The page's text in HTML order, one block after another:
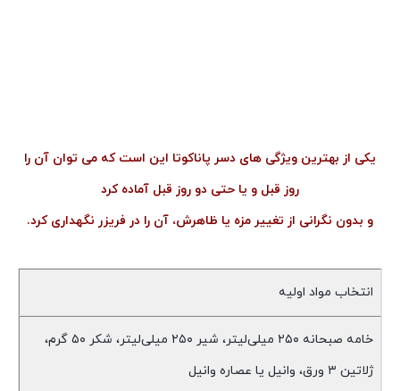
یکی از بهترین ویژگی های دسر پاناکوتا این است که می توان آن را
روز قبل و یا حتی دو روز قبل آماده کرد
و بدون نگرانی از تغییر مزه یا ظاهرش، آن را در فریزر نگهداری کرد.
انتخاب مواد اولیه
خامه صبحانه ۲۵۰ میلی‌لیتر، شیر ۲۵۰ میلی‌لیتر، شکر ۵۰ گرم،
ژلاتین ۳ ورق، وانیل یا عصاره وانیل